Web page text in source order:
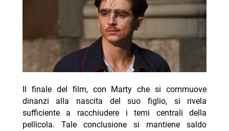
Il finale del film, con Marty che si commuove
dinanzi alla nascita del suo figlio, si rivela
sufficiente a racchiudere i temi centrali della
pellicola. Tale conclusione si mantiene saldo